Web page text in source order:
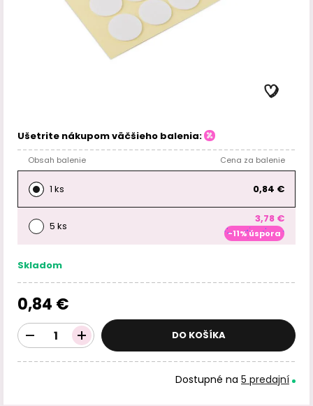
Ušetrite nákupom väčšieho balenia:
Obsah balenie Cena za balenie
1 ks 0,84 €
5 ks
3,78 €
-11% úspora
Skladom
0,84 €
DO KOŠÍKA
Dostupné na 5 predajní